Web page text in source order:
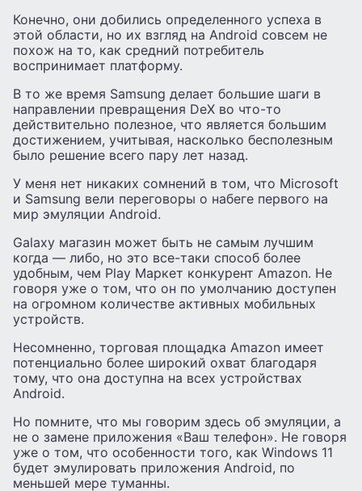
Конечно, они добились определенного успеха в
этой области, но их взгляд на Android совсем не
похож на то, как средний потребитель
воспринимает платформу.
В то же время Samsung делает большие шаги в
направлении превращения DeX во что-то
действительно полезное, что является большим
достижением, учитывая, насколько бесполезным
было решение всего пару лет назад.
У меня нет никаких сомнений в том, что Microsoft
и Samsung вели переговоры о набеге первого на
мир эмуляции Android.
Galaxy магазин может быть не самым лучшим
когда — либо, но это все-таки способ более
удобным, чем Play Маркет конкурент Amazon. Не
говоря уже о том, что он по умолчанию доступен
на огромном количестве активных мобильных
устройств.
Несомненно, торговая площадка Amazon имеет
потенциально более широкий охват благодаря
тому, что она доступна на всех устройствах
Android.
Но помните, что мы говорим здесь об эмуляции, а
не о замене приложения «Ваш телефон». Не говоря
уже о том, что особенности того, как Windows 11
будет эмулировать приложения Android, по
меньшей мере туманны.